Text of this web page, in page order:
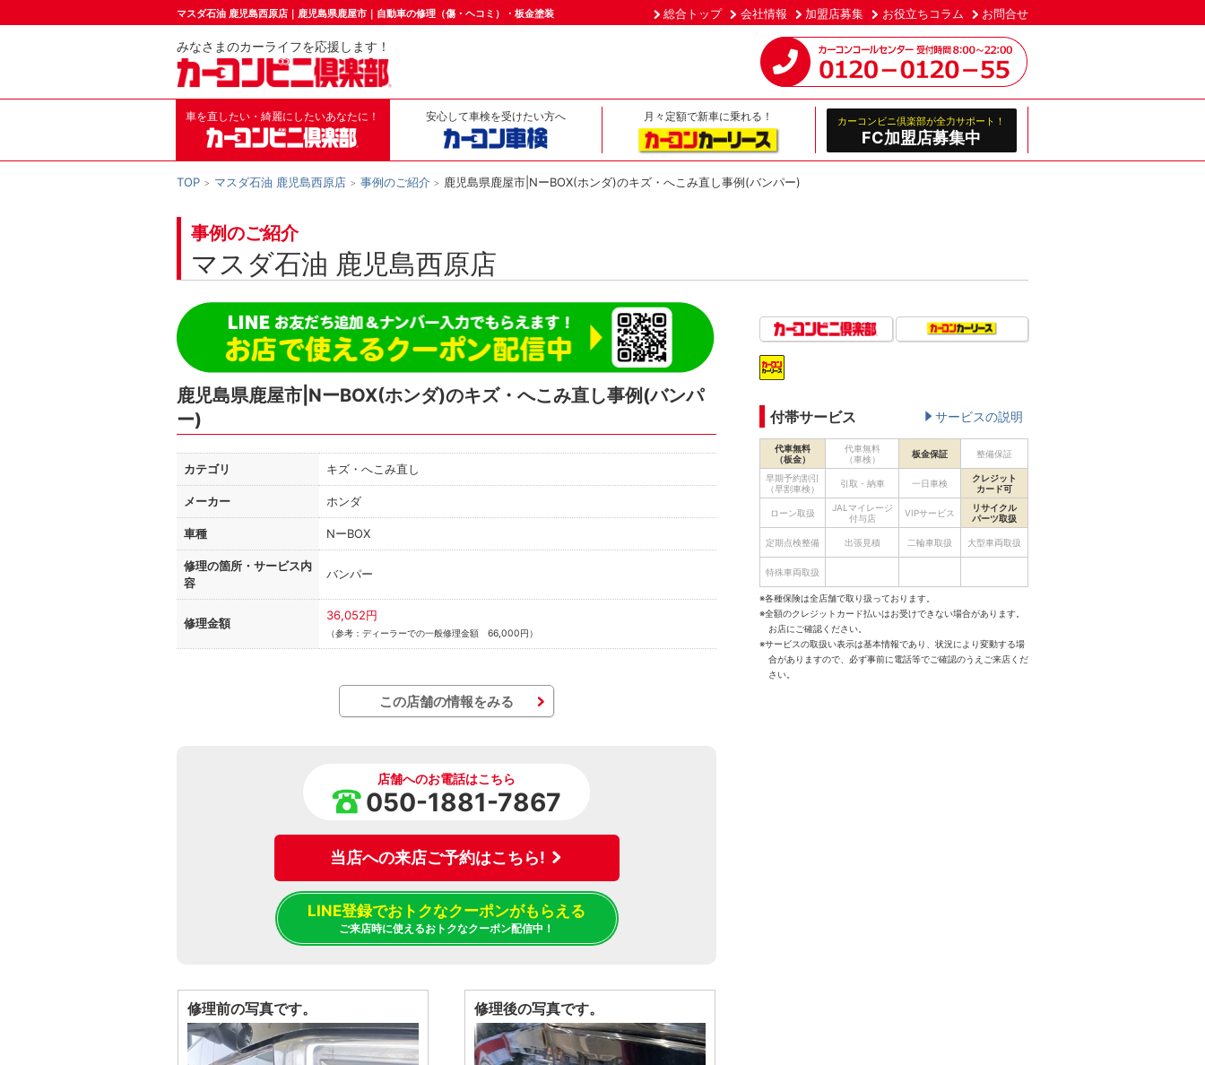
マスダ石油 鹿児島西原店｜鹿児島県鹿屋市｜自動車の修理（傷・ヘコミ）・板金塗装 総合トップ 会社情報 加盟店募集 お役立ちコラム お問合せ
みなさまのカーライフを応援します！
車を直したい・綺麗にしたいあなたに！ 安心して車検を受けたい方へ 月々定額で新車に乗れる！ カーコンビニ倶楽部が全力サポート！
FC加盟店募集中
TOP マスダ石油 鹿児島西原店 事例のご紹介 鹿児島県鹿屋市|NーBOX(ホンダ)のキズ・へこみ直し事例(バンパー)
事例のご紹介
マスダ石油 鹿児島西原店
鹿児島県鹿屋市|NーBOX(ホンダ)のキズ・へこみ直し事例(バンパ
ー)
カテゴリ キズ・へこみ直し
メーカー ホンダ
車種 NーBOX
修理の箇所・ サービス内
容
バンパー
修理金額
36,052円
（参考：ディーラーでの一般修理金額 66,000円）
この店舗の情報をみる
店舗へのお電話はこちら
050-1881-7867
当店への来店ご予約はこちら!
LINE登録でおトクなクーポンがもらえる
ご来店時に使えるおトクなクーポン配信中！
修理前の写真です。 修理後の写真です。
付帯サービス サービスの説明
代車無料
（板金）
代車無料
（車検）
板金保証 整備保証
早期予約割引
（早割車検）
引取・納車 一日車検
クレジット
カード可
ローン取扱
JALマイレージ
付与店
VIPサービス
リサイクル
パーツ取扱
定期点検整備 出張見積 二輪車取扱 大型車両取扱
特殊車両取扱
※各種保険は全店舗で取り扱っております。
※全額のクレジットカード払いはお受けできない場合があります。
お店にご確認ください。
※サービスの取扱い表示は基本情報であり、状況により変動する場
合がありますので、必ず事前に電話等でご確認のうえご来店くだ
さい。